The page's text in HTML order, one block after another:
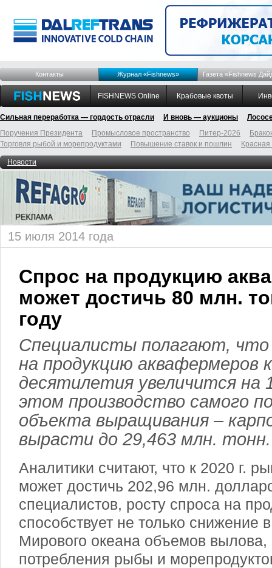
Контакты Журнал «Fishnews» Газета «Fishnews
FISHNEWS Online Крабовые квоты
Сильная переработка — гордость отрасли И вновь — аукционы
Поручения Президента
Промысловое пространство Питер-2026
Торговля рыбой и морепродуктами
Повышение ставок и пошлин
Новости
15 июля 2014 года
Спрос на продукцию
может достичь 80 млн.
году
Специалисты полагают, что
на продукцию аквафермеров
десятилетия увеличится на
этом производство самого
объекта выращивания –
вырасти до 29,463 млн. тонн.
Аналитики считают, что к 2020 г.
может достичь 202,96 млн.
специалистов, росту спроса на
способствует не только снижение
Мирового океана объемов вылова,
потребления рыбы и